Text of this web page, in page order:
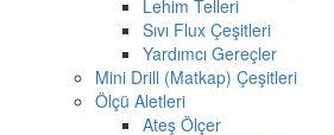
Lehim Telleri
Sıvı Flux Çeşitleri
Yardımcı Gereçler
Mini Drill (Matkap) Çeşitleri
Ölçü Aletleri
Ateş Ölçer